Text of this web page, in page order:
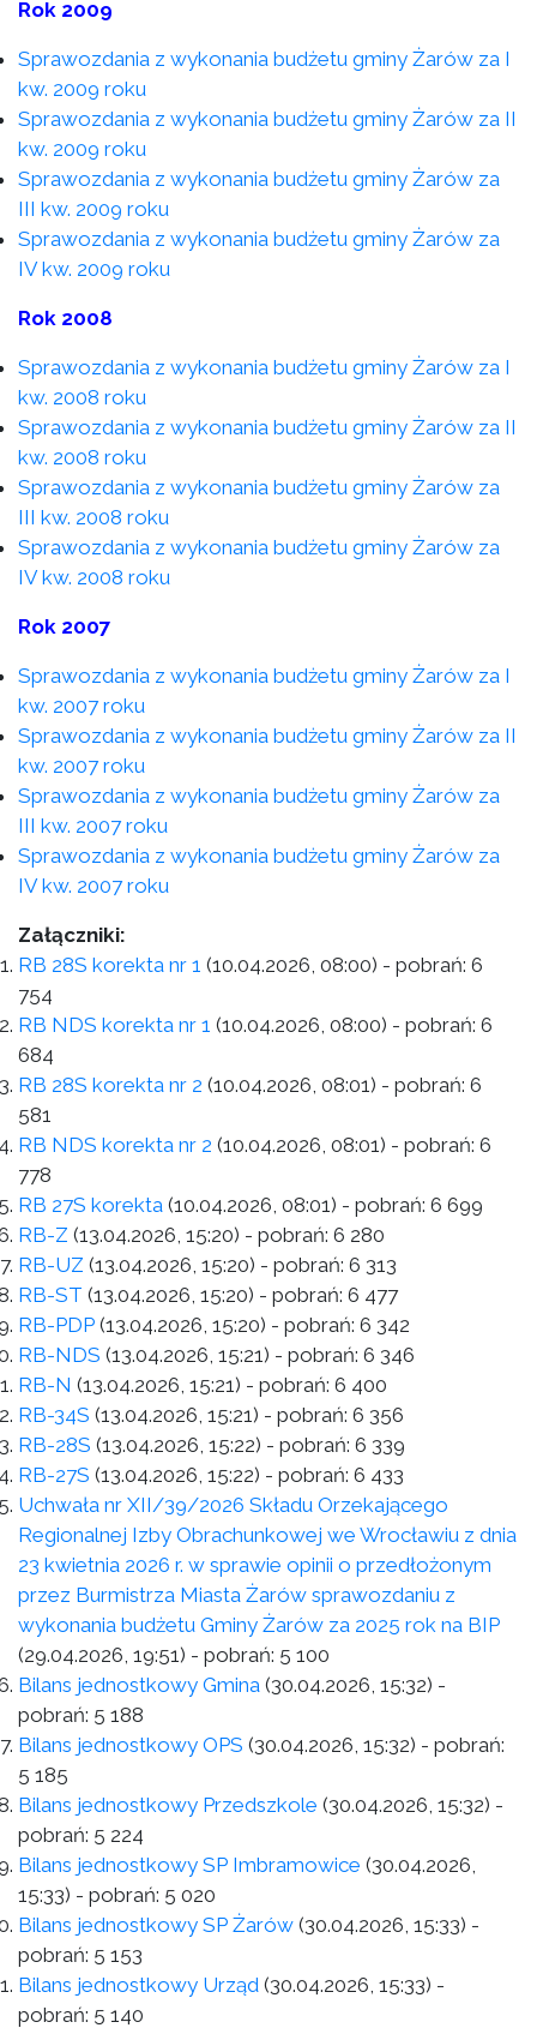
Rok 2009
Sprawozdania z wykonania budżetu gminy Żarów za I
kw. 2009 roku
Sprawozdania z wykonania budżetu gminy Żarów za II
kw. 2009 roku
Sprawozdania z wykonania budżetu gminy Żarów za
III kw. 2009 roku
Sprawozdania z wykonania budżetu gminy Żarów za
IV kw. 2009 roku
Rok 2008
Sprawozdania z wykonania budżetu gminy Żarów za I
kw. 2008 roku
Sprawozdania z wykonania budżetu gminy Żarów za II
kw. 2008 roku
Sprawozdania z wykonania budżetu gminy Żarów za
III kw. 2008 roku
Sprawozdania z wykonania budżetu gminy Żarów za
IV kw. 2008 roku
Rok 2007
Sprawozdania z wykonania budżetu gminy Żarów za I
kw. 2007 roku
Sprawozdania z wykonania budżetu gminy Żarów za II
kw. 2007 roku
Sprawozdania z wykonania budżetu gminy Żarów za
III kw. 2007 roku
Sprawozdania z wykonania budżetu gminy Żarów za
IV kw. 2007 roku
Załączniki:
RB 28S korekta nr 1 (10.04.2026, 08:00) - pobrań: 6
754
RB NDS korekta nr 1 (10.04.2026, 08:00) - pobrań: 6
684
RB 28S korekta nr 2 (10.04.2026, 08:01) - pobrań: 6
581
RB NDS korekta nr 2 (10.04.2026, 08:01) - pobrań: 6
778
RB 27S korekta (10.04.2026, 08:01) - pobrań: 6 699
RB-Z (13.04.2026, 15:20) - pobrań: 6 280
RB-UZ (13.04.2026, 15:20) - pobrań: 6 313
RB-ST (13.04.2026, 15:20) - pobrań: 6 477
RB-PDP (13.04.2026, 15:20) - pobrań: 6 342
RB-NDS (13.04.2026, 15:21) - pobrań: 6 346
RB-N (13.04.2026, 15:21) - pobrań: 6 400
RB-34S (13.04.2026, 15:21) - pobrań: 6 356
RB-28S (13.04.2026, 15:22) - pobrań: 6 339
RB-27S (13.04.2026, 15:22) - pobrań: 6 433
Uchwała nr XII/39/2026 Składu Orzekającego
Regionalnej Izby Obrachunkowej we Wrocławiu z dnia
23 kwietnia 2026 r. w sprawie opinii o przedłożonym
przez Burmistrza Miasta Żarów sprawozdaniu z
wykonania budżetu Gminy Żarów za 2025 rok na BIP
(29.04.2026, 19:51) - pobrań: 5 100
Bilans jednostkowy Gmina (30.04.2026, 15:32) -
pobrań: 5 188
Bilans jednostkowy OPS (30.04.2026, 15:32) - pobrań:
5 185
Bilans jednostkowy Przedszkole (30.04.2026, 15:32) -
pobrań: 5 224
Bilans jednostkowy SP Imbramowice (30.04.2026,
15:33) - pobrań: 5 020
Bilans jednostkowy SP Żarów (30.04.2026, 15:33) -
pobrań: 5 153
Bilans jednostkowy Urząd (30.04.2026, 15:33) -
pobrań: 5 140